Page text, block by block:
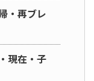
・再ブレ
現在・子